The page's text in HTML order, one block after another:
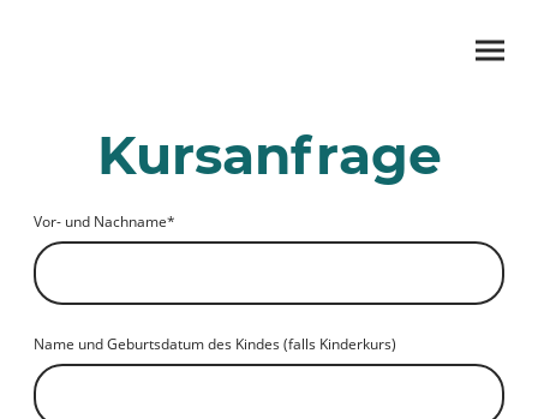
Kursanfrage
Vor- und Nachname*
Name und Geburtsdatum des Kindes (falls Kinderkurs)